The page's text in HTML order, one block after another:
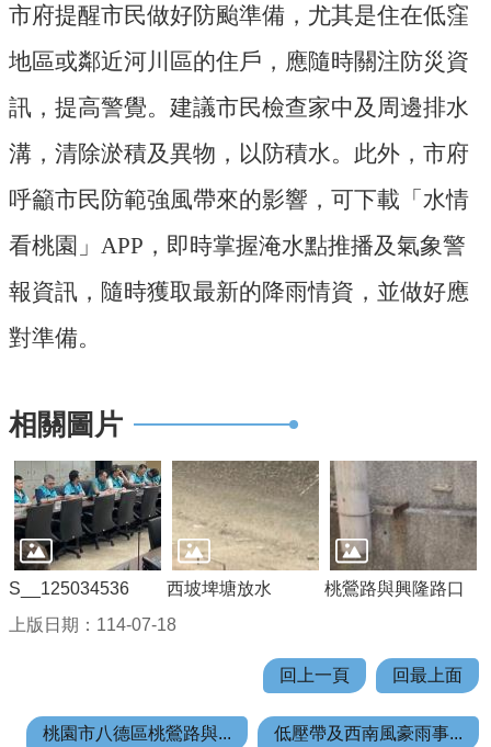
站
導
覽
市
政
箱
常
問
答
g
i
s
h
桃
園
市
隱
市府提醒市民做好防颱準備，尤其是住在低窪
地區或鄰近河川區的住戶，應隨時關注防災資
訊，提高警覺。建議市民檢查家中及周邊排水
溝，清除淤積及異物，以防積水。此外，市府
呼籲市民防範強風帶來的影響，可下載「水情
看桃園」APP，即時掌握淹水點推播及氣象警
報資訊，隨時獲取最新的降雨情資，並做好應
對準備。
相關圖片
S__125034536 西坡埤塘放水
桃鶯路與興隆路口
上版日期：114-07-18
回上一頁 回最上面
桃園市八德區桃鶯路與... 低壓帶及西南風豪雨事...